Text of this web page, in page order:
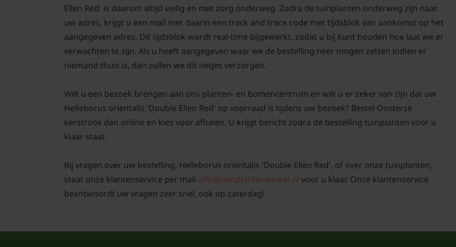
Ellen Red' is daarom altijd veilig en met zorg onderweg. Zodra de tuinplanten onderweg zijn naar
uw adres, krijgt u een mail met daarin een track and trace code met tijdsblok van aankomst op het
aangegeven adres. Dit tijdsblok wordt real-time bijgewerkt, zodat u bij kunt houden hoe laat we er
verwachten te zijn. Als u heeft aangegeven waar we de bestelling neer mogen zetten indien er
niemand thuis is, dan zullen we dit netjes verzorgen.
Wilt u een bezoek brengen aan ons planten- en bomencentrum en wilt u er zeker van zijn dat uw
Helleborus orientalis 'Double Ellen Red' op voorraad is tijdens uw bezoek? Bestel Oosterse
kerstroos dan online en kies voor afhalen. U krijgt bericht zodra de bestelling tuinplanten voor u
klaar staat.
Bij vragen over uw bestelling, Helleborus orientalis 'Double Ellen Red', of over onze tuinplanten,
staat onze klantenservice per mail info@tuinplantenwinkel.nl voor u klaar. Onze klantenservice
beantwoordt uw vragen zeer snel, ook op zaterdag!